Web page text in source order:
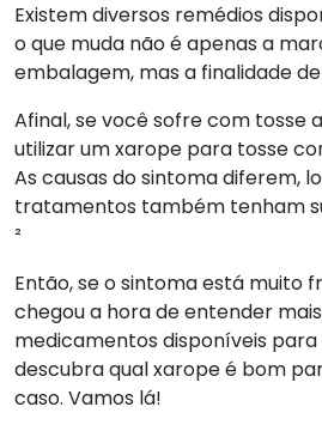
Existem diversos remédios
o que muda não é apenas a
embalagem, mas a finalidade de
Afinal, se você sofre com tosse
utilizar um xarope para tosse
As causas do sintoma diferem,
tratamentos também tenham
²
Então, se o sintoma está muito
chegou a hora de entender
medicamentos disponíveis para
descubra qual xarope é bom
caso. Vamos lá!